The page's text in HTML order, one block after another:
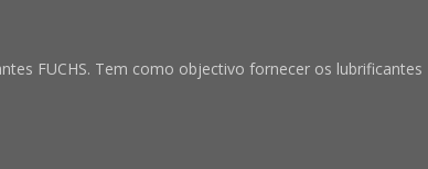
FUCHS. Tem como objectivo fornecer os lubrificantes